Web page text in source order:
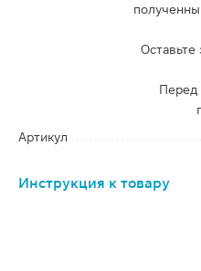
Оставьте
Перед
Артикул
Инструкция к товару